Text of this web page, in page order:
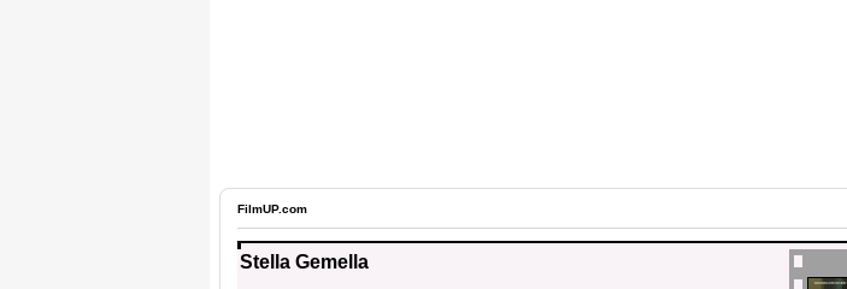
FilmUP.com
Stella Gemella